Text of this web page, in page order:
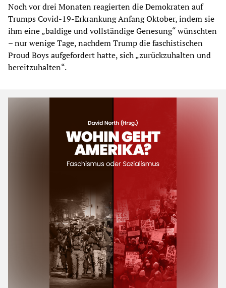
Noch vor drei Monaten reagierten die Demokraten auf
Trumps Covid-19-Erkrankung Anfang Oktober, indem sie
ihm eine „baldige und vollständige Genesung“ wünschten
– nur wenige Tage, nachdem Trump die faschistischen
Proud Boys aufgefordert hatte, sich „zurückzuhalten und
bereitzuhalten“.